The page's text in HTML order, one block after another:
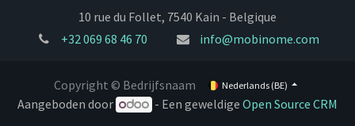
10 rue du Follet, 7540 Kain - Belgique
+32 069 68 46 70 info@mobinome.com
Copyright © Bedrijfsnaam Nederlands (BE)
Aangeboden door - Een geweldigeOpen Source CRM